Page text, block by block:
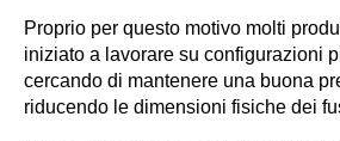
Proprio per questo motivo molti
iniziato a lavorare su configurazioni
cercando di mantenere una buona
riducendo le dimensioni fisiche dei